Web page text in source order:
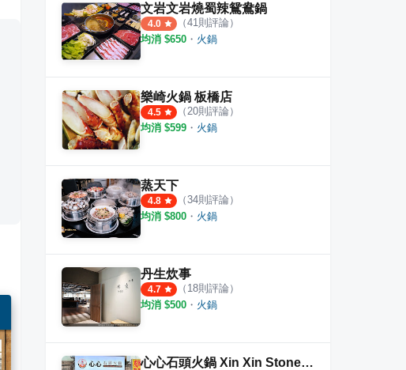
文岩文岩燒蜀辣鴛鴦鍋
4.0 （41則評論）
均消 $650 ・ 火鍋
樂崎火鍋 板橋店
4.5 （20則評論）
均消 $599 ・ 火鍋
蒸天下
4.8 （34則評論）
均消 $800 ・ 火鍋
丹生炊事
4.7 （ 18則評論）
均消 $500 ・ 火鍋
心心石頭火鍋 Xin Xin Stone Hot Pot